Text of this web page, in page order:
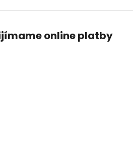
online platby